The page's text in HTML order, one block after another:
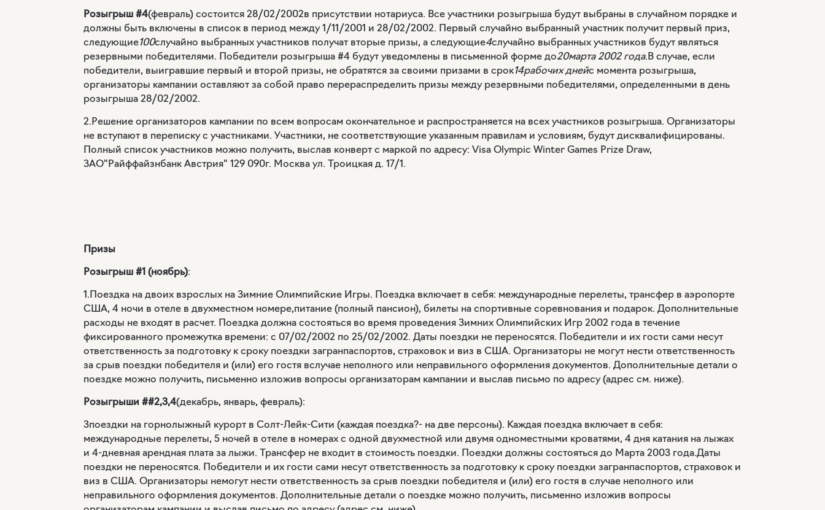
Розыгрыш #4(февраль) состоится 28/02/2002в присутствии нотариуса. Все участники розыгрыша будут выбраны в случайном порядке и
должны быть включены в список в период между 1/11/2001 и 28/02/2002. Первый случайно выбранный участник получит первый приз,
следующие100случайно выбранных участников получат вторые призы, а следующие4случайно выбранных участников будут являться
резервными победителями. Победители розыгрыша #4 будут уведомлены в письменной форме до20марта 2002 года.В случае, если
победители, выигравшие первый и второй призы, не обратятся за своими призами в срок14рабочих днейс момента розыгрыша,
организаторы кампании оставляют за собой право перераспределить призы между резервными победителями, определенными в день
розыгрыша 28/02/2002.
2.Решение организаторов кампании по всем вопросам окончательное и распространяется на всех участников розыгрыша. Организаторы
не вступают в переписку с участниками. Участники, не соответствующие указанным правилам и условиям, будут дисквалифицированы.
Полный список участников можно получить, выслав конверт с маркой по адресу: Visa Olympic Winter Games Prize Draw,
ЗАО"Райффайзнбанк Австрия" 129 090г. Москва ул. Троицкая д. 17/1.
Призы
Розыгрыш #1 (ноябрь):
1.Поездка на двоих взрослых на Зимние Олимпийские Игры. Поездка включает в себя: международные перелеты, трансфер в аэропорте
США, 4 ночи в отеле в двухместном номере,питание (полный пансион), билеты на спортивные соревнования и подарок. Дополнительные
расходы не входят в расчет. Поездка должна состояться во время проведения Зимних Олимпийских Игр 2002 года в течение
фиксированного промежутка времени: с 07/02/2002 по 25/02/2002. Даты поездки не переносятся. Победители и их гости сами несут
ответственность за подготовку к сроку поездки загранпаспортов, страховок и виз в США. Организаторы не могут нести ответственность
за срыв поездки победителя и (или) его гостя вслучае неполного или неправильного оформления документов. Дополнительные детали о
поездке можно получить, письменно изложив вопросы организаторам кампании и выслав письмо по адресу (адрес см. ниже).
Розыгрыши ##2,3,4(декабрь, январь, февраль):
3поездки на горнолыжный курорт в Солт-Лейк-Сити (каждая поездка?- на две персоны). Каждая поездка включает в себя:
международные перелеты, 5 ночей в отеле в номерах с одной двухместной или двумя одноместными кроватями, 4 дня катания на лыжах
и 4-дневная арендная плата за лыжи. Трансфер не входит в стоимость поездки. Поездки должны состояться до Марта 2003 года.Даты
поездки не переносятся. Победители и их гости сами несут ответственность за подготовку к сроку поездки загранпаспортов, страховок и
виз в США. Организаторы немогут нести ответственность за срыв поездки победителя и (или) его гостя в случае неполного или
неправильного оформления документов. Дополнительные детали о поездке можно получить, письменно изложив вопросы